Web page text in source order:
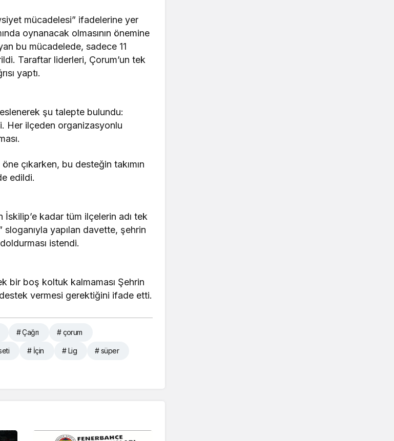
mücadelesi” ifadelerine yer
oynanacak olmasının önemine
bu mücadelede, sadece 11
Taraftar liderleri, Çorum’un tek
yaptı.
şu talepte bulundu:
Her ilçeden organizasyonlu
çıkarken, bu desteğin takımın
edildi.
İskilip’e kadar tüm ilçelerin adı tek
sloganıyla yapılan davette, şehrin
istendi.
bir boş koltuk kalmaması Şehrin
vermesi gerektiğini ifade etti.
# Çağrı # çorum
# İçin # Lig # süper